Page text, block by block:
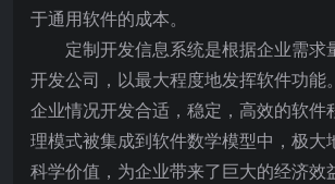
于通用软件的成本。
定制开发信息系统是根据企业需求
开发公司，以最大程度地发挥软件功能
企业情况开发合适，稳定，高效的软件
理模式被集成到软件数学模型中，极大
科学价值，为企业带来了巨大的经济效